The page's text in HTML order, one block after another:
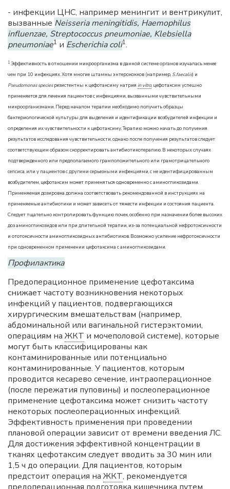
- инфекции ЦНС, например менингит и вентрикулит,
вызванные Neisseria meningitidis, Haemophilus
influenzae, Streptococcus pneumoniae, Klebsiella
pneumoniae1 и Escherichia coli1.
1 Эффективность в отношении микроорганизма в данной системе органов изучалась менее
чем при 10 инфекциях. Хотя многие штаммы энтерококков (например,S.faecalis) и
Pseudomonas speciesрезистентны к цефотаксиму натрия in vitro, цефотаксим успешно
применяется для лечения пациентов с инфекциями, вызванными чувствительными
микроорганизмами. Перед началом терапии необходимо получить образцы
бактериологической культуры для выделения и идентификации возбудителей инфекции и
определения их чувствительности к цефотаксиму. Терапию можно начать до получения
результатов исследования чувствительности, однако после получения результатов следует
соответствующим образом скорректировать антибиотикотерапию. В некоторых случаях
подтвержденного или предполагаемого грамположительного или грамотрицательного
сепсиса, или у пациентов с другими серьезными инфекциями, с не идентифицированным
возбудителем, цефотаксим может применяться одновременно с аминогликозидами.
Применяемая дозировка должна соответствовать рекомендованной в инструкциях на
применяемые антибиотики и может зависеть от тяжести инфекции и состояния пациента.
Следует тщательно контролировать функцию почек, особенно при назначении более высоких
доз аминогликозидов или при длительной терапии, из-за потенциальной нефротоксичности
и ототоксичности аминогликозидных антибиотиков. Возможно усиление нефротоксичности
при одновременном применении цефотаксима с аминогликозидами.
Профилактика
Предоперационное применение цефотаксима
снижает частоту возникновения некоторых
инфекций у пациентов, подвергающихся
хирургическим вмешательствам (например,
абдоминальной или вагинальной гистерэктомии,
операциям на ЖКТ и мочеполовой системе), которые
могут быть классифицированы как
контаминированные или потенциально
контаминированные. У пациентов, которым
проводится кесарево сечение, интраоперационное
(после пережатия пуповины) и послеоперационное
применение цефотаксима может снизить частоту
некоторых послеоперационных инфекций.
Эффективность применения при проведении
плановой операции зависит от времени введения ЛС.
Для достижения эффективной концентрации в
тканях цефотаксим следует вводить за 30 мин или
1,5 ч до операции. Для пациентов, которым
предстоит операция на ЖКТ, рекомендуется